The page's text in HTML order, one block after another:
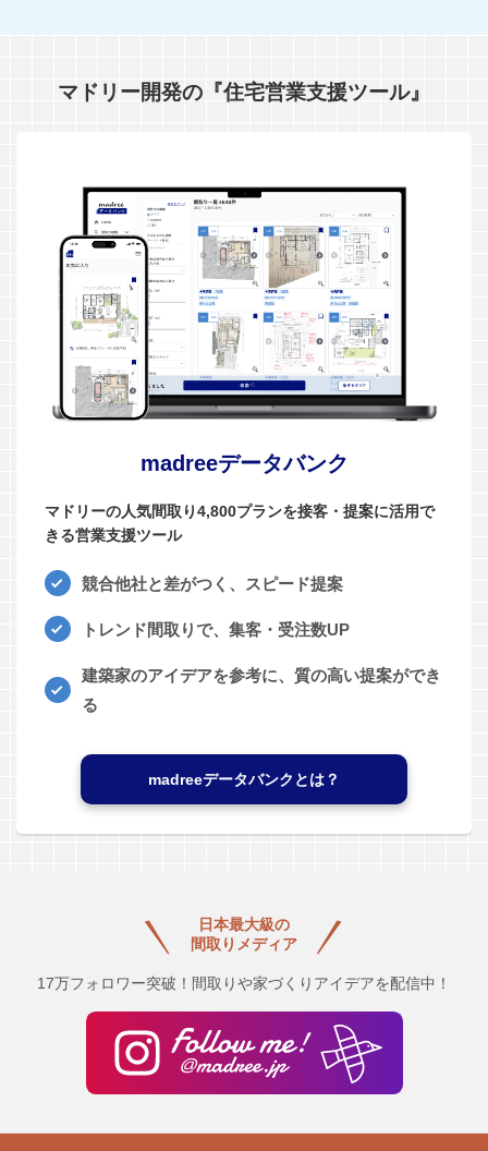
マドリー開発の『住宅営業支援ツール』
madreeデータバンク
マドリーの人気間取り4,800プランを接客・提案に活用で
きる営業支援ツール
競合他社と差がつく、スピード提案
トレンド間取りで、集客・受注数UP
建築家のアイデアを参考に、質の高い提案ができ
る
madreeデータバンクとは？
日本最大級の
間取りメディア
17万フォロワー突破！間取りや家づくりアイデアを配信中！